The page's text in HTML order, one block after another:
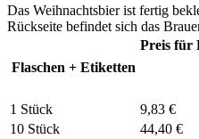
Das Weihnachtsbier ist fertig
Rückseite befindet sich das
Flaschen + Etiketten
Preis für
1 Stück 9,83 €
10 Stück
44,40 €